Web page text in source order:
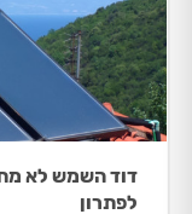
דוד השמש לא
לפתרון